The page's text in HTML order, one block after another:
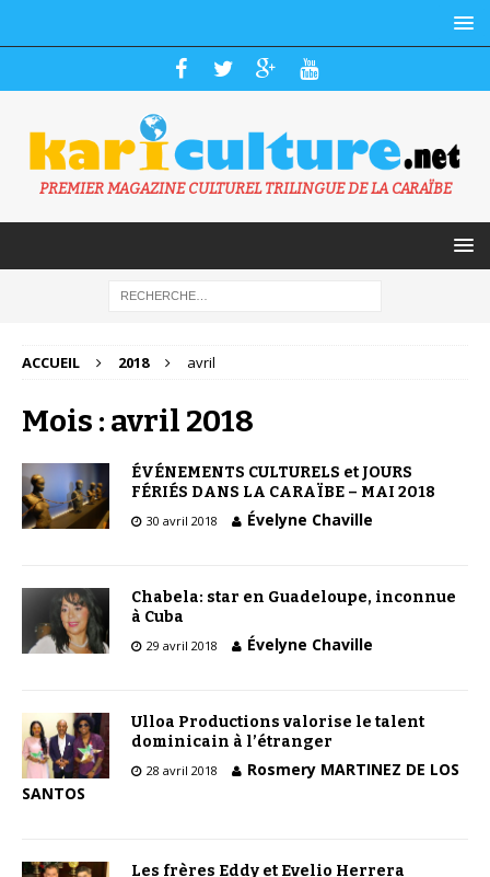
PREMIER MAGAZINE CULTUREL TRILINGUE DE LA CARAÏBE
ACCUEIL 2018 avril
Mois : avril 2018
ÉVÉNEMENTS CULTURELS et JOURS
FÉRIÉS DANS LA CARAÏBE – MAI 2018
30 avril 2018 Évelyne Chaville
Chabela: star en Guadeloupe, inconnue
à Cuba
29 avril 2018 Évelyne Chaville
Ulloa Productions valorise le talent
dominicain à l’étranger
28 avril 2018
Rosmery MARTINEZ DE LOS
SANTOS
Les frères Eddy et Evelio Herrera